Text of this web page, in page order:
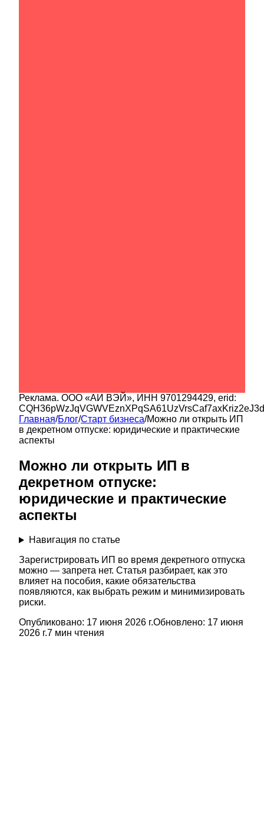
Реклама. ООО «АИ ВЭЙ», ИНН 9701294429, erid:
Главная/Блог/Старт бизнеса/Можно ли открыть ИП
в декретном отпуске: юридические и практические
аспекты
Можно ли открыть ИП в
декретном отпуске:
юридические и практические
аспекты
Навигация по статье
Зарегистрировать ИП во время декретного отпуска
можно — запрета нет. Статья разбирает, как это
влияет на пособия, какие обязательства
появляются, как выбрать режим и минимизировать
риски.
Опубликовано: 17 июня 2026 г.Обновлено: 17 июня
2026 г.7 мин чтения